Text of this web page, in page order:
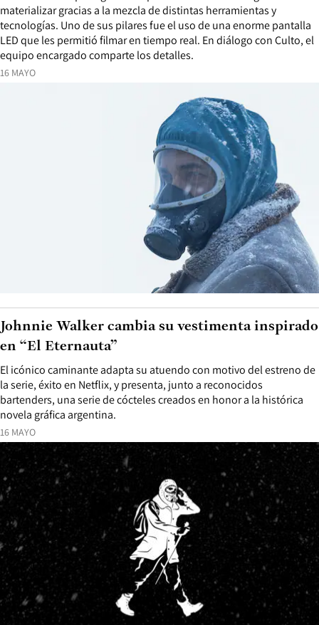
16 MAYO
materializar gracias a la mezcla de distintas herramientas y
tecnologías. Uno de sus pilares fue el uso de una enorme pantalla
LED que les permitió filmar en tiempo real. En diálogo con Culto, el
equipo encargado comparte los detalles.
16 MAYO
El icónico caminante adapta su atuendo con motivo del estreno de
la serie, éxito en Netflix, y presenta, junto a reconocidos
bartenders, una serie de cócteles creados en honor a la histórica
novela gráfica argentina.
Johnnie Walker cambia su vestimenta inspirado
en “El Eternauta”